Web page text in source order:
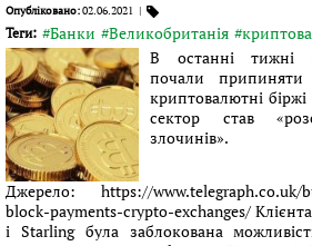
Опубліковано:02.06.2021 |
Теги: #Банки #Великобританія
В останні тижні
почали
криптовалютні
сектор став
злочинів».
Джерело: https://www.telegraph.co.uk/
block-payments-crypto-exchanges/
і Starling була заблокована